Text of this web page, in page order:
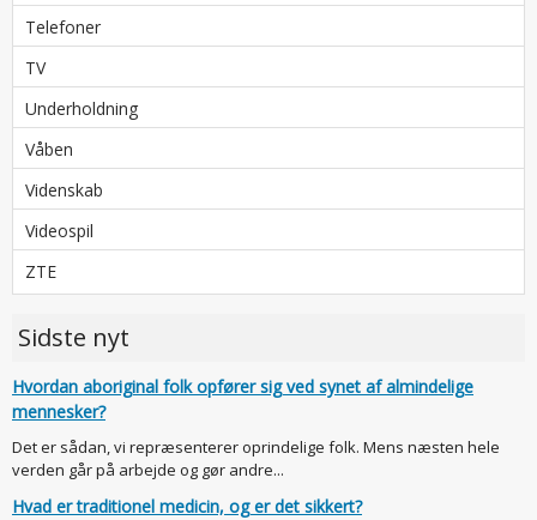
Telefoner
TV
Underholdning
Våben
Videnskab
Videospil
ZTE
Sidste nyt
Hvordan aboriginal folk opfører sig ved synet af almindelige
mennesker?
Det er sådan, vi repræsenterer oprindelige folk. Mens næsten hele
verden går på arbejde og gør andre...
Hvad er traditionel medicin, og er det sikkert?